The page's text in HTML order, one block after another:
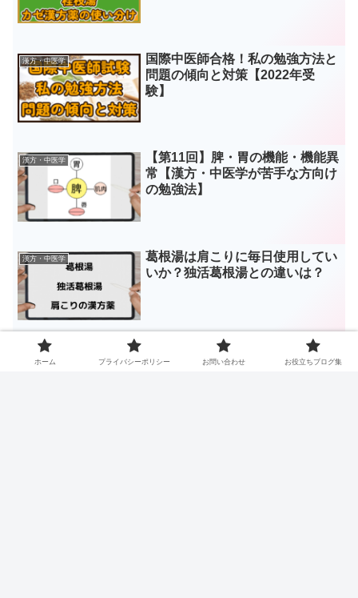
漢方・中医学
国際中医師合格！私の勉強方法と
問題の傾向と対策【2022年受
験】
漢方・中医学
【第11回】脾・胃の機能・機能異
常【漢方・中医学が苦手な方向け
の勉強法】
漢方・中医学
葛根湯は肩こりに毎日使用してい
いか？独活葛根湯との違いは？
漢方・中医学
【のどの痛み】龍角散・龍角散ダ
ホーム プライバシーポリシー お問い合わせ お役立ちブログ集